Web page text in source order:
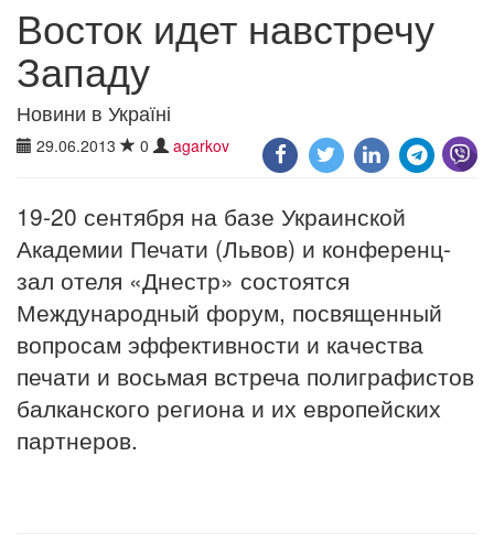
Восток идет навстречу
Западу
Новини в Україні
29.06.2013 0 agarkov
19-20 сентября на базе Украинской
Академии Печати (Львов) и конференц-
зал отеля «Днестр» состоятся
Международный форум, посвященный
вопросам эффективности и качества
печати и восьмая встреча полиграфистов
балканского региона и их европейских
партнеров.